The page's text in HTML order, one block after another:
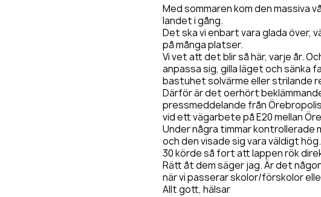
Med sommaren kom den massiva
landet i gång.
Det ska vi enbart vara glada
på många platser.
Vi vet att det blir så här, varje år.
anpassa sig, gilla läget och sänka
bastuhet solvärme eller strilande
Därför är det oerhört
pressmeddelande från
vid ett vägarbete på E20 mellan
Under några timmar
och den visade sig vara väldigt
30 körde så fort att lappen rök
Rätt åt dem säger jag. Är det
när vi passerar skolor/förskolor
Allt gott, hälsar